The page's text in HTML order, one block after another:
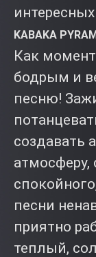
интересных
KABAKA
Как
бодрым и
песню!
создавать
песни
приятно
теплый,